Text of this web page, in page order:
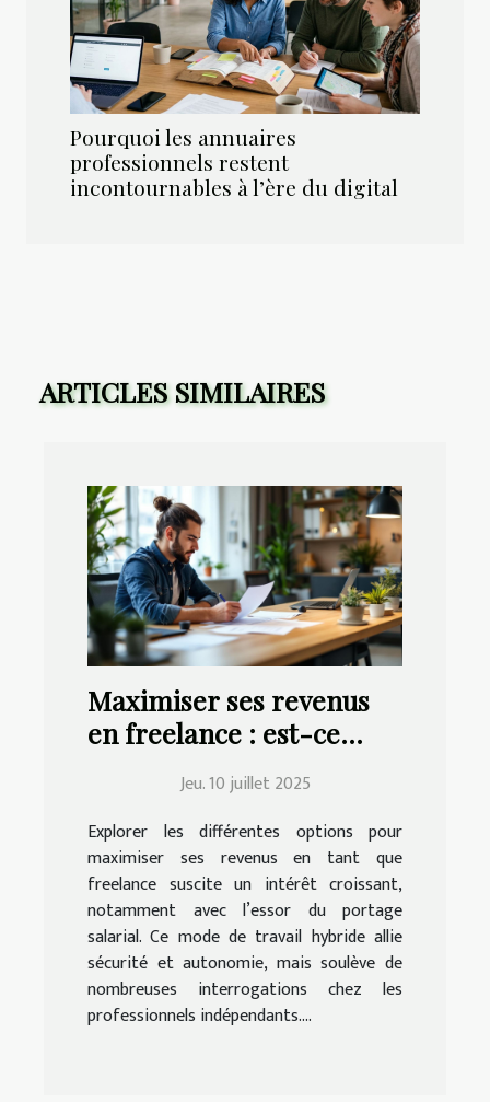
Pourquoi les annuaires
professionnels restent
incontournables à l’ère du digital
ARTICLES SIMILAIRES
Maximiser ses revenus
en freelance : est-ce
salarial ?Jeu. 10 juillet 2025
Explorer les différentes options pour
maximiser ses revenus en tant que
freelance suscite un intérêt croissant,
notamment avec l’essor du portage
salarial. Ce mode de travail hybride allie
sécurité et autonomie, mais soulève de
nombreuses interrogations chez les
professionnels indépendants....